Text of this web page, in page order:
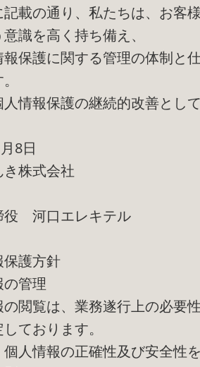
載の通り、私たちは、お客
識を高く持ち備え、
報保護に関する管理の体制と
人情報保護の継続的改善とし
8日
株式会社
役 河口エレキテル
護方針
管理
閲覧は、業務遂行上の必要
ております。
人情報の正確性及び安全性